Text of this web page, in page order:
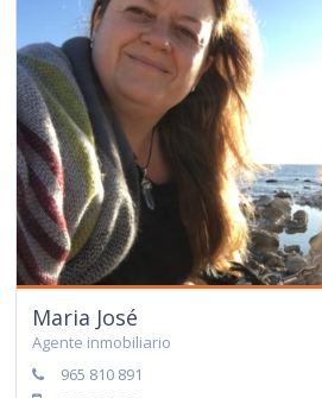
Maria José
Agente inmobiliario
965 810 891